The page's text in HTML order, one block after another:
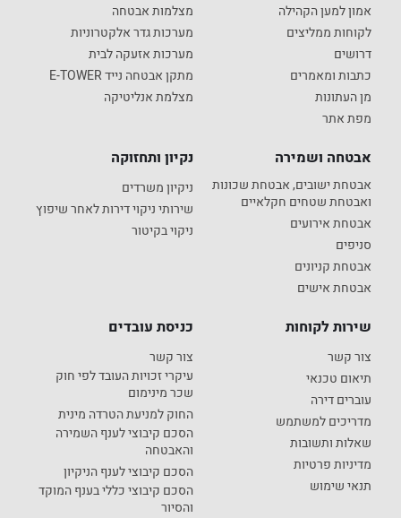
אמון למען הקהילה
לקוחות ממליצים
דרושים
כתבות ומאמרים
מן העתונות
מפת אתר
מצלמות אבטחה
מערכות גדר אלקטרוניות
מערכות אזעקה לבית
מתקן אבטחה נייד E-TOWER
מצלמת אנליטיקה
אבטחה ושמירה
אבטחת ישובים, אבטחת שכונות
ואבטחת שטחים חקלאיים
אבטחת אירועים
סניפים
אבטחת קניונים
אבטחת אישים
נקיון ותחזוקה
ניקיון משרדים
שירותי ניקוי דירות לאחר שיפוץ
ניקוי בקיטור
שירות לקוחות
צור קשר
תיאום טכנאי
עוברים דירה
מדריכים למשתמש
שאלות ותשובות
מדיניות פרטיות
תנאי שימוש
כניסת עובדים
צור קשר
עיקרי זכויות העובד לפי חוק
שכר מינימום
החוק למניעת הטרדה מינית
הסכם קיבוצי לענף השמירה
והאבטחה
הסכם קיבוצי לענף הניקיון
הסכם קיבוצי כללי בענף המוקד
והסיור